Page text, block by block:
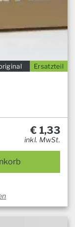
Ersatzteil
€ 1,33
inkl. MwSt.